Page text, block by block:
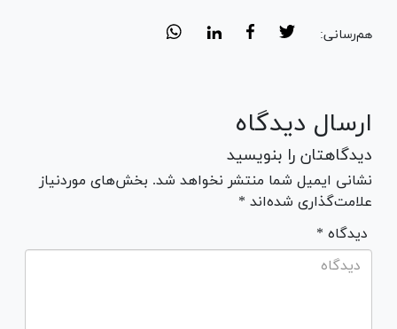
هم‌رسانی:
ارسال دیدگاه
دیدگاهتان را بنویسید
نشانی ایمیل شما منتشر نخواهد شد. بخش‌های موردنیاز
علامت‌گذاری شده‌اند *
* دیدگاه